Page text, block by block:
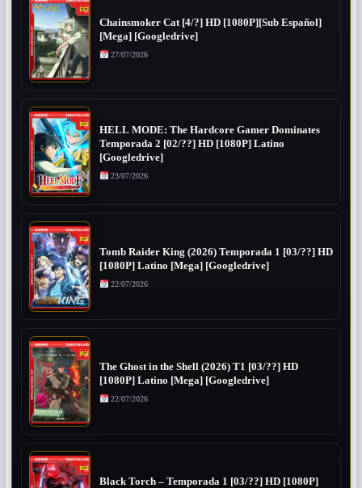
Chainsmoker Cat [4/?] HD [1080P][Sub Español]
[Mega] [Googledrive]
27/07/2026
HELL MODE: The Hardcore Gamer Dominates
Temporada 2 [02/??] HD [1080P] Latino
[Googledrive]
23/07/2026
Tomb Raider King (2026) Temporada 1 [03/??] HD
[1080P] Latino [Mega] [Googledrive]
22/07/2026
The Ghost in the Shell (2026) T1 [03/??] HD
[1080P] Latino [Mega] [Googledrive]
22/07/2026
Black Torch – Temporada 1 [03/??] HD [1080P]